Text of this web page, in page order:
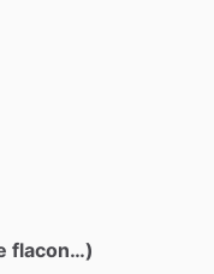
flacon…)